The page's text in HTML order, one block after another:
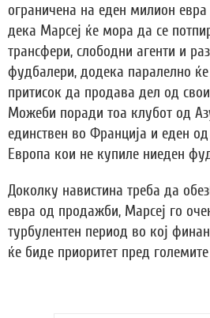
ограничена на еден милион
дека Марсеј ќе мора да се
трансфери, слободни агенти и
фудбалери, додека паралелно
притисок да продава дел од
Можеби поради тоа клубот од
единствен во Франција и еден
Европа кои не купиле ниеден
Доколку навистина треба да
евра од продажби, Марсеј го
турбулентен период во кој
ќе биде приоритет пред